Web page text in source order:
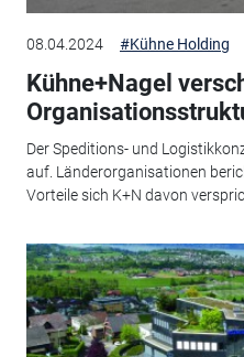
08.04.2024 #Kühne Holding
Kühne+Nagel
Der Speditions- und
auf. Länderorganisationen
Vorteile sich K+N davon